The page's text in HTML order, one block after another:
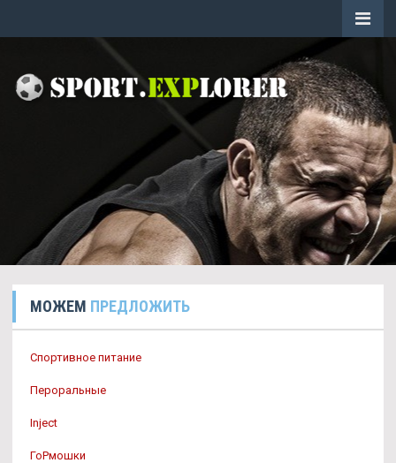
МОЖЕМ ПРЕДЛОЖИТЬ
Спортивное питание
Пероральные
Inject
ГоРмошки